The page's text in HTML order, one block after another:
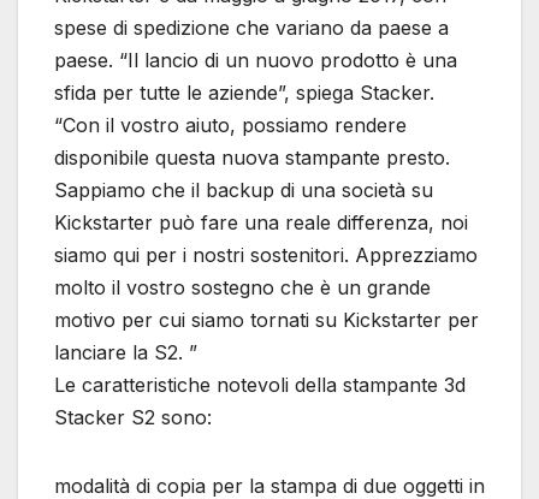
spese di spedizione che variano da paese a
paese. “Il lancio di un nuovo prodotto è una
sfida per tutte le aziende”, spiega Stacker.
“Con il vostro aiuto, possiamo rendere
disponibile questa nuova stampante presto.
Sappiamo che il backup di una società su
Kickstarter può fare una reale differenza, noi
siamo qui per i nostri sostenitori. Apprezziamo
molto il vostro sostegno che è un grande
motivo per cui siamo tornati su Kickstarter per
lanciare la S2. ”
Le caratteristiche notevoli della stampante 3d
Stacker S2 sono:
modalità di copia per la stampa di due oggetti in